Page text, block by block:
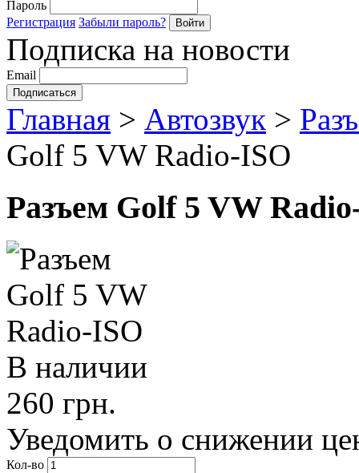
Пароль
Регистрация Забыли пароль?
Подписка на новости
Email
Главная > Автозвук >
Golf 5 VW Radio-ISO
Разъем Golf 5 VW
В наличии
260 грн.
Уведомить о снижении
Кол-во